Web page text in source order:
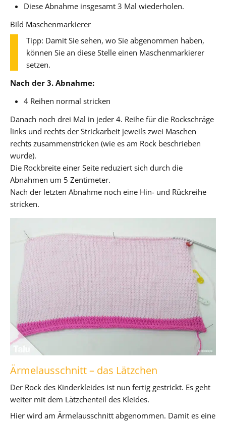
Diese Abnahme insgesamt 3 Mal wiederholen.
Bild Maschenmarkierer
Tipp: Damit Sie sehen, wo Sie abgenommen haben,
können Sie an diese Stelle einen Maschenmarkierer
setzen.
Nach der 3. Abnahme:
4 Reihen normal stricken
Danach noch drei Mal in jeder 4. Reihe für die Rockschräge
links und rechts der Strickarbeit jeweils zwei Maschen
rechts zusammenstricken (wie es am Rock beschrieben
wurde).
Die Rockbreite einer Seite reduziert sich durch die
Abnahmen um 5 Zentimeter.
Nach der letzten Abnahme noch eine Hin- und Rückreihe
stricken.
Ärmelausschnitt – das Lätzchen
Der Rock des Kinderkleides ist nun fertig gestrickt. Es geht
weiter mit dem Lätzchenteil des Kleides.
Hier wird am Ärmelausschnitt abgenommen. Damit es eine